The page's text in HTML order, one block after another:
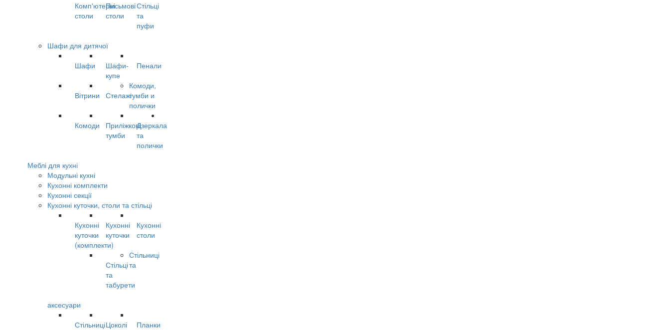
Комп'ютерні
столи
Письмові
столи
Стільці
та
пуфи
Шафи для дитячої
Шафи
Шафи-
купе
Пенали
Вітрини Стелажі
Комоди,
тумби и
полички
Комоди
Приліжкові
тумби
Дзеркала
та
полички
Меблі для кухні
Модульні кухні
Кухонні комплекти
Кухонні секції
Кухонні куточки, столи та стільці
Кухонні
куточки
(комплекти)
Кухонні
куточки
Кухонні
столи
Стільці
та
табурети
Стільниці
та
аксесуари
СтільниціЦоколі Планки